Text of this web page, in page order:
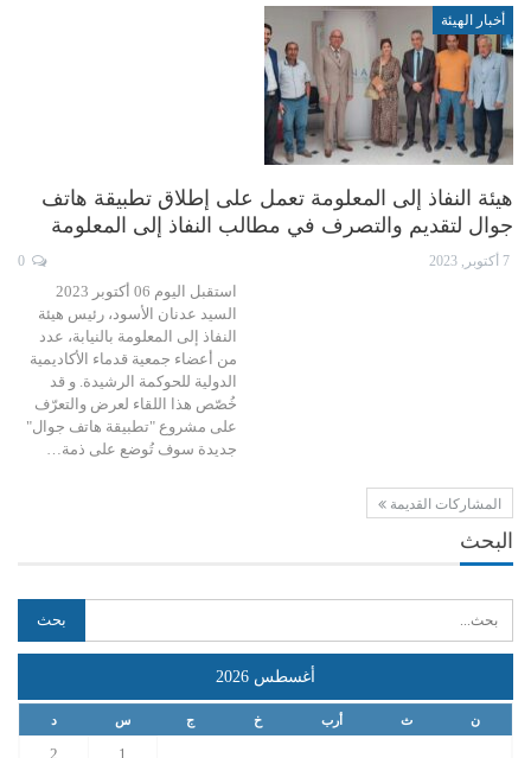
أخبار الهيئة
هيئة النفاذ إلى المعلومة تعمل على إطلاق تطبيقة هاتف
جوال لتقديم والتصرف في مطالب النفاذ إلى المعلومة
7 أكتوبر, 2023
استقبل اليوم 06 أكتوبر 2023
السيد عدنان الأسود، رئيس هيئة
النفاذ إلى المعلومة بالنيابة، عدد
من أعضاء جمعية قدماء الأكاديمية
الدولية للحوكمة الرشيدة. و قد
خُصّص هذا اللقاء لعرض والتعرّف
على مشروع "تطبيقة هاتف جوال"
جديدة سوف تُوضع على ذمة…
المشاركات القديمة
البحث
أغسطس 2026
ن ث أرب خ ج س د
1
2